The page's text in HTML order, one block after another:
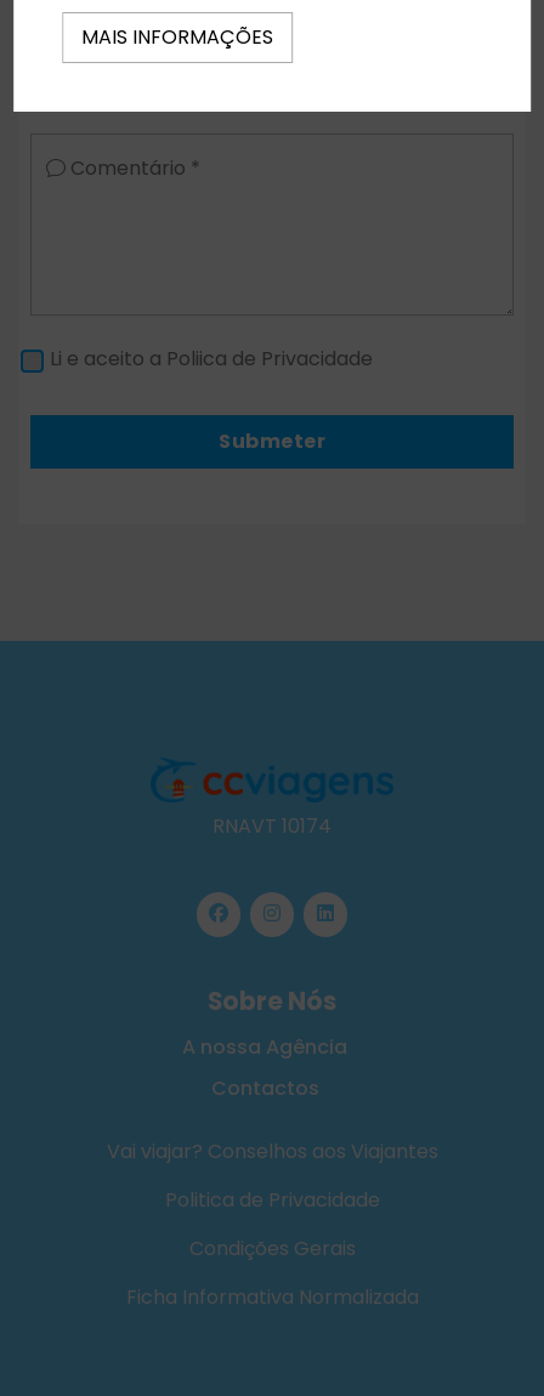
Regime Alimentar
Comentário *
Li e aceito a Poliica de Privacidade
Submeter
RNAVT 10174
Sobre Nós
A nossa Agência
Contactos
Vai viajar? Conselhos aos Viajantes
Politica de Privacidade
Condições Gerais
Ficha Informativa Normalizada
MAIS INFORMAÇÕES